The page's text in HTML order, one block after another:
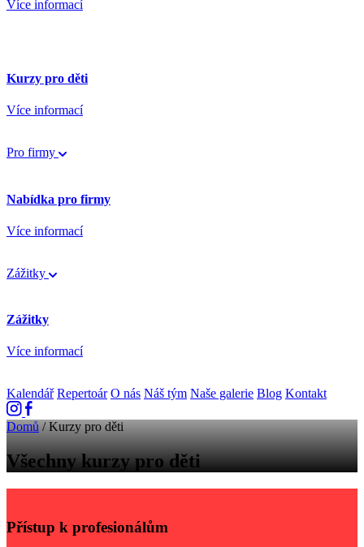
Více informací
Kurzy pro děti
Více informací
Pro firmy
Nabídka pro firmy
Více informací
Zážitky
Zážitky
Více informací
Kalendář Repertoár O nás Náš tým Naše galerie Blog Kontakt
Domů / Kurzy pro děti
Všechny kurzy pro děti
Přístup k profesionálům